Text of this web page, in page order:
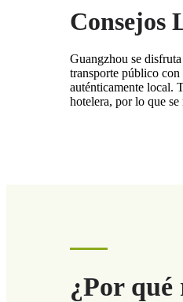
Consejos
Guangzhou se
transporte público
auténticamente local.
hotelera, por lo que
¿Por qué